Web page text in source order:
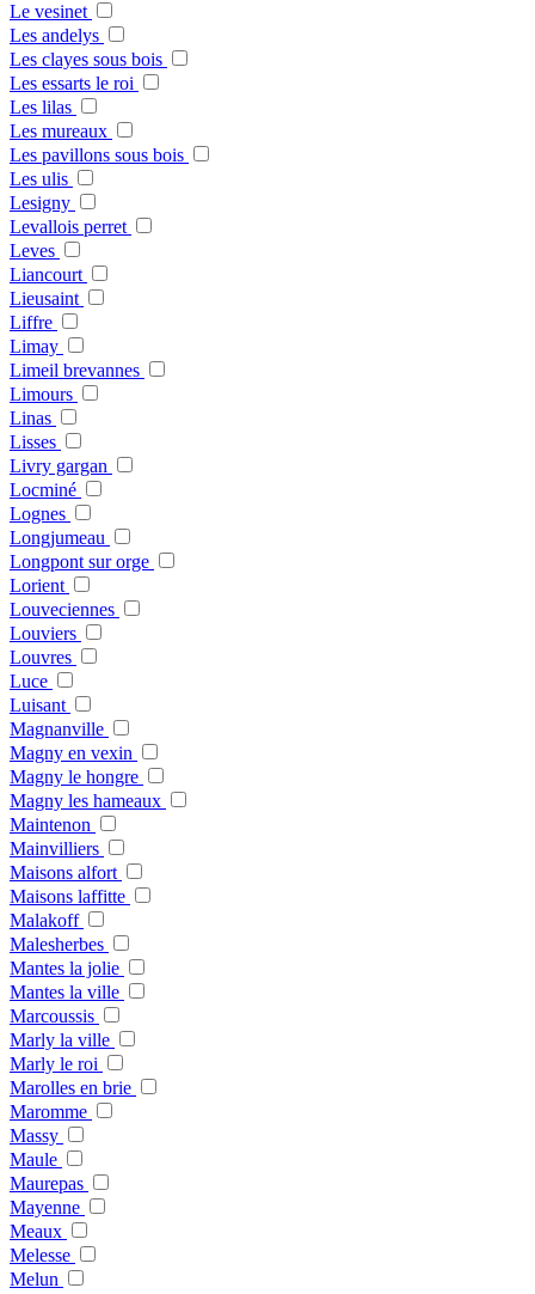
Le vesinet
Les andelys
Les clayes sous bois
Les essarts le roi
Les lilas
Les mureaux
Les pavillons sous bois
Les ulis
Lesigny
Levallois perret
Leves
Liancourt
Lieusaint
Liffre
Limay
Limeil brevannes
Limours
Linas
Lisses
Livry gargan
Locminé
Lognes
Longjumeau
Longpont sur orge
Lorient
Louveciennes
Louviers
Louvres
Luce
Luisant
Magnanville
Magny en vexin
Magny le hongre
Magny les hameaux
Maintenon
Mainvilliers
Maisons alfort
Maisons laffitte
Malakoff
Malesherbes
Mantes la jolie
Mantes la ville
Marcoussis
Marly la ville
Marly le roi
Marolles en brie
Maromme
Massy
Maule
Maurepas
Mayenne
Meaux
Melesse
Melun